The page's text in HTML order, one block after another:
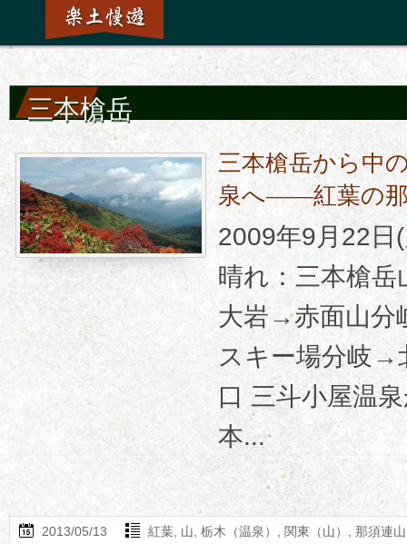
三本槍岳
三本槍岳から中
泉へ――紅葉の
2009年9月22日
晴れ：三本槍
大岩→赤面山
スキー場分岐→
口 三斗小屋温
本...
2013/05/13 紅葉 山 栃木（温泉） 関東（山） 那須連山